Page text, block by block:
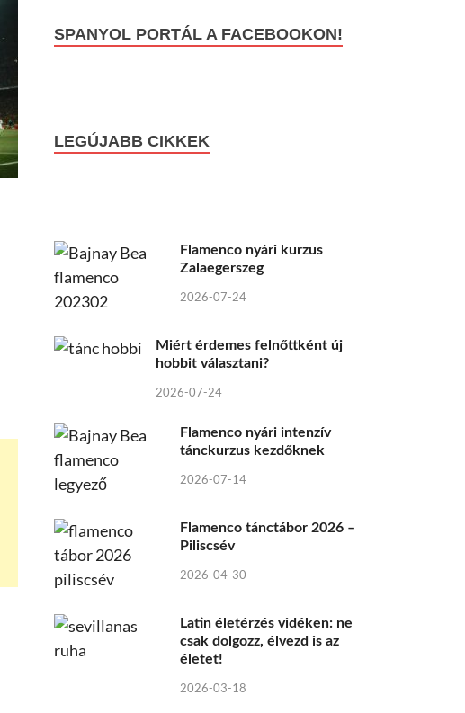
SPANYOL PORTÁL A FACEBOOKON!
LEGÚJABB CIKKEK
Flamenco nyári kurzus
Zalaegerszeg
2026-07-24
Miért érdemes felnőttként új
hobbit választani?
2026-07-24
Flamenco nyári intenzív
tánckurzus kezdőknek
2026-07-14
Flamenco tánctábor 2026 –
Piliscsév
2026-04-30
Latin életérzés vidéken: ne
csak dolgozz, élvezd is az
életet!
2026-03-18